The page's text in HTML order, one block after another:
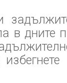
в дните